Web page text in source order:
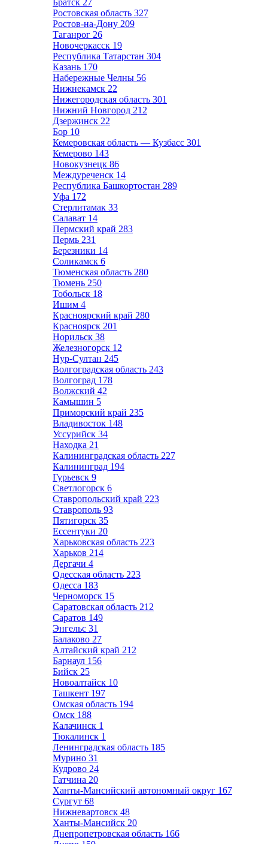
Братск 27
Ростовская область 327
Ростов-на-Дону 209
Таганрог 26
Новочеркасск 19
Республика Татарстан 304
Казань 170
Набережные Челны 56
Нижнекамск 22
Нижегородская область 301
Нижний Новгород 212
Дзержинск 22
Бор 10
Кемеровская область — Кузбасс 301
Кемерово 143
Новокузнецк 86
Междуреченск 14
Республика Башкортостан 289
Уфа 172
Стерлитамак 33
Салават 14
Пермский край 283
Пермь 231
Березники 14
Соликамск 6
Тюменская область 280
Тюмень 250
Тобольск 18
Ишим 4
Красноярский край 280
Красноярск 201
Норильск 38
Железногорск 12
Нур-Султан 245
Волгоградская область 243
Волгоград 178
Волжский 42
Камышин 5
Приморский край 235
Владивосток 148
Уссурийск 34
Находка 21
Калининградская область 227
Калининград 194
Гурьевск 9
Светлогорск 6
Ставропольский край 223
Ставрополь 93
Пятигорск 35
Ессентуки 20
Харьковская область 223
Харьков 214
Дергачи 4
Одесская область 223
Одесса 183
Черноморск 15
Саратовская область 212
Саратов 149
Энгельс 31
Балаково 27
Алтайский край 212
Барнаул 156
Бийск 25
Новоалтайск 10
Ташкент 197
Омская область 194
Омск 188
Калачинск 1
Тюкалинск 1
Ленинградская область 185
Мурино 31
Кудрово 24
Гатчина 20
Ханты-Мансийский автономный округ 167
Сургут 68
Нижневартовск 48
Ханты-Мансийск 20
Днепропетровская область 166